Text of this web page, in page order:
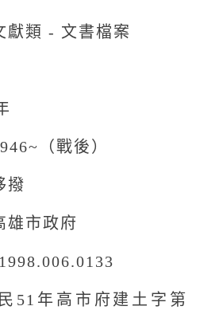
獻類 - 文書檔案
（戰後）
撥
雄市政府
民51年高市府建土字第